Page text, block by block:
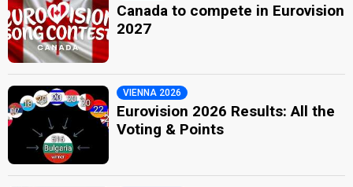
Canada to compete in Eurovision
2027
VIENNA 2026
Eurovision 2026 Results: All the
Voting & Points